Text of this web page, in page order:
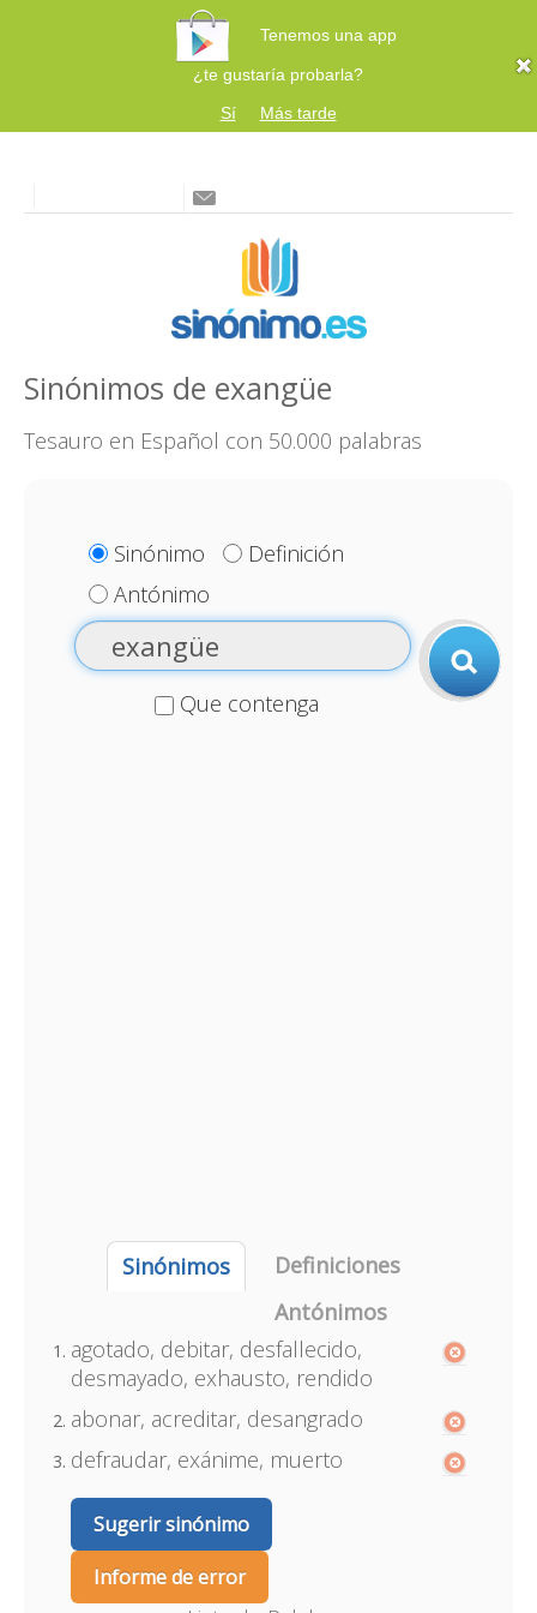
Tenemos una app
¿te gustaría probarla?
Sí
Más tarde
Sinónimos de exangüe
Tesauro en Español con 50.000 palabras
Sinónimo
Definición
Antónimo
Que contenga
Sinónimos
Definiciones
Antónimos
agotado, debitar, desfallecido,
desmayado, exhausto, rendido
abonar, acreditar, desangrado
defraudar, exánime, muerto
Sugerir sinónimo
Informe de error